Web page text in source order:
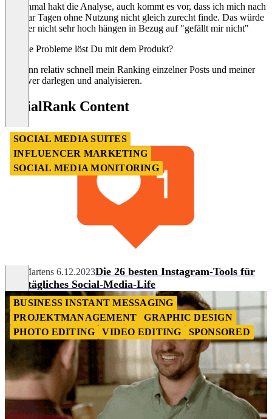
Manchmal hakt die Analyse, auch kommt es vor, dass ich mich nach
ein paar Tagen ohne Nutzung nicht gleich zurecht finde. Das würde
ich aber nicht sehr hoch hängen in Bezug auf "gefällt mir nicht"
Welche Probleme löst Du mit dem Produkt?
Ich kann relativ schnell mein Ranking einzelner Posts und meiner
Follower darlegen und analyisieren.
SocialRank Content
SOCIAL MEDIA SUITES
INFLUENCER MARKETING
SOCIAL MEDIA MONITORING
Nils Martens 6.12.2023Die 26 besten Instagram-Tools für
dein tägliches Social-Media-Life
BUSINESS INSTANT MESSAGING
PROJEKTMANAGEMENT
GRAPHIC DESIGN
PHOTO EDITING
VIDEO EDITING SPONSORED